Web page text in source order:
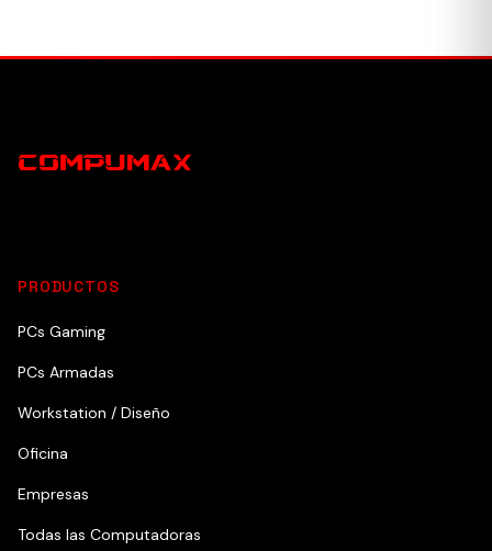
PRODUCTOS
PCs Gaming
PCs Armadas
Workstation / Diseño
Oficina
Empresas
Todas las Computadoras